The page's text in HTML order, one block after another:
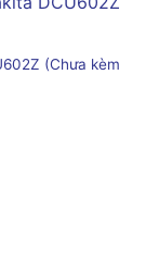
(Chưa kèm